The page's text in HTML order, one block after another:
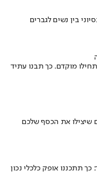
בין נשים לגברים
מוקדם. כך תבנו עתיד
שיצילו את הכסף שלכם
תתכננו אופק כלכלי נכון